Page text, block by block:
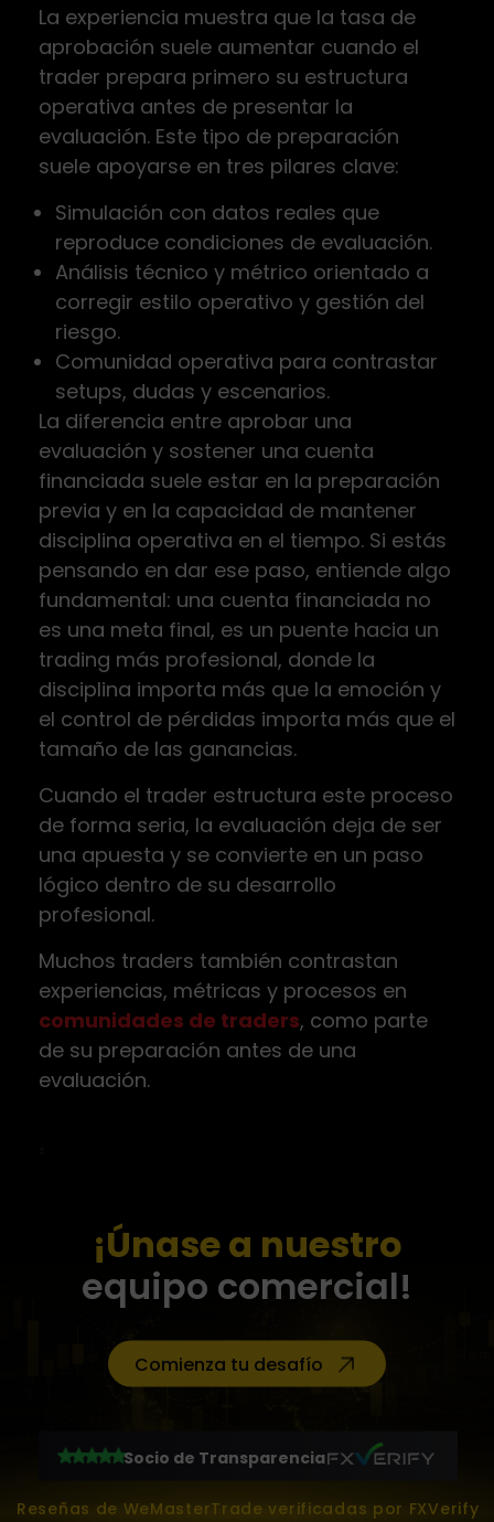
La experiencia muestra que la tasa de
aprobación suele aumentar cuando el
trader prepara primero su estructura
operativa antes de presentar la
evaluación. Este tipo de preparación
suele apoyarse en tres pilares clave:
Simulación con datos reales que
reproduce condiciones de evaluación.
Análisis técnico y métrico orientado a
corregir estilo operativo y gestión del
riesgo.
Comunidad operativa para contrastar
setups, dudas y escenarios.
La diferencia entre aprobar una
evaluación y sostener una cuenta
financiada suele estar en la preparación
previa y en la capacidad de mantener
disciplina operativa en el tiempo. Si estás
pensando en dar ese paso, entiende algo
fundamental: una cuenta financiada no
es una meta final, es un puente hacia un
trading más profesional, donde la
disciplina importa más que la emoción y
el control de pérdidas importa más que el
tamaño de las ganancias.
Cuando el trader estructura este proceso
de forma seria, la evaluación deja de ser
una apuesta y se convierte en un paso
lógico dentro de su desarrollo
profesional.
Muchos traders también contrastan
experiencias, métricas y procesos en
comunidades de traders, como parte
de su preparación antes de una
evaluación.
¡Únase a nuestro
equipo comercial!
Comienza tu desafío
Socio de Transparencia
Reseñas de WeMasterTrade verificadas por FXVerify